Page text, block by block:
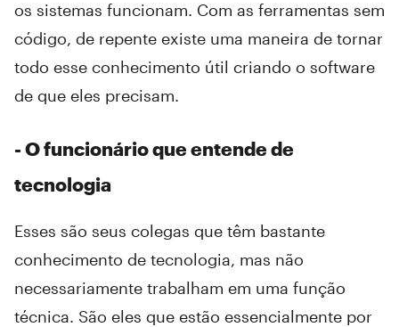
os sistemas funcionam. Com as ferramentas sem
código, de repente existe uma maneira de tornar
todo esse conhecimento útil criando o software
de que eles precisam.
- O funcionário que entende de
tecnologia
Esses são seus colegas que têm bastante
conhecimento de tecnologia, mas não
necessariamente trabalham em uma função
técnica. São eles que estão essencialmente por